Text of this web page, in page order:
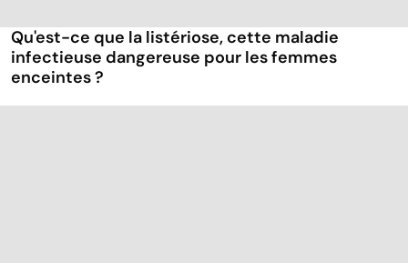
Qu'est-ce que la listériose, cette maladie
infectieuse dangereuse pour les femmes
enceintes ?